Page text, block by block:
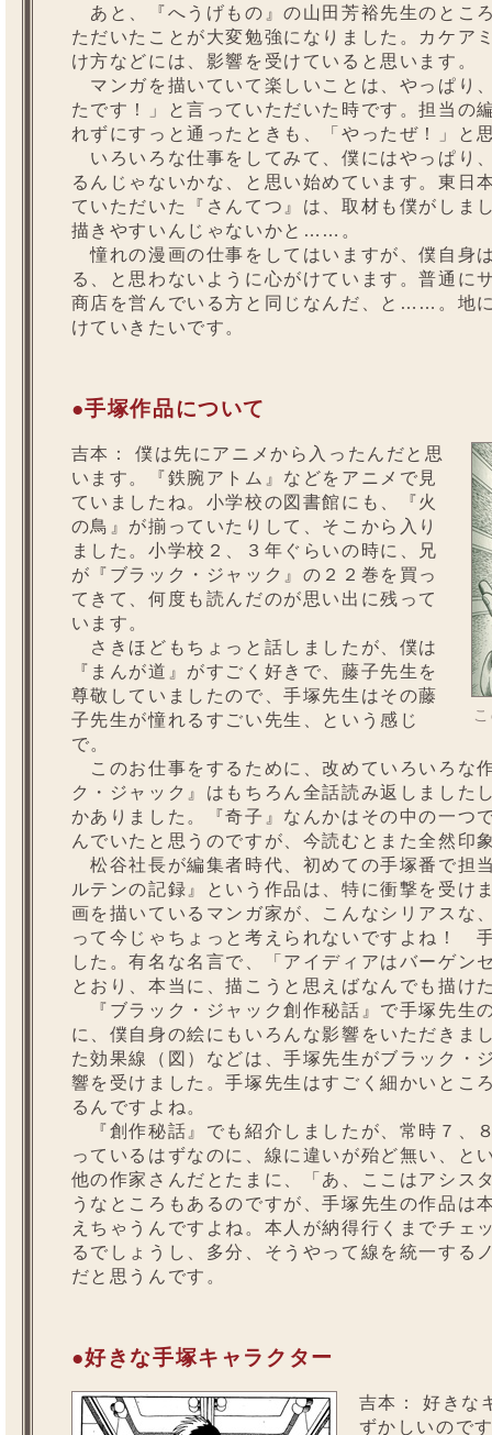
あと、『へうげもの』の山田芳裕先生のとこ
ただいたことが大変勉強になりました。カケア
け方などには、影響を受けていると思います。
マンガを描いていて楽しいことは、やっぱり
たです！」と言っていただいた時です。担当の
れずにすっと通ったときも、「やったぜ！」と
いろいろな仕事をしてみて、僕にはやっぱり
るんじゃないかな、と思い始めています。東日
ていただいた『さんてつ』は、取材も僕がしま
描きやすいんじゃないかと……。
憧れの漫画の仕事をしてはいますが、僕自身
る、と思わないように心がけています。普通に
商店を営んでいる方と同じなんだ、と……。地
けていきたいです。
●手塚作品について
吉本：
僕は先にアニメから入ったんだと思
います。『鉄腕アトム』などをアニメで見
ていましたね。小学校の図書館にも、『火
の鳥』が揃っていたりして、そこから入り
ました。小学校２、３年ぐらいの時に、兄
が『ブラック・ジャック』の２２巻を買っ
てきて、何度も読んだのが思い出に残って
います。
さきほどもちょっと話しましたが、僕は
『まんが道』がすごく好きで、藤子先生を
尊敬していましたので、手塚先生はその藤
子先生が憧れるすごい先生、という感じ
で。
このお仕事をするために、改めていろいろな
ク・ジャック』はもちろん全話読み返しました
かありました。『奇子』なんかはその中の一つ
んでいたと思うのですが、今読むとまた全然印
松谷社長が編集者時代、初めての手塚番で担
ルテンの記録』という作品は、特に衝撃を受け
画を描いているマンガ家が、こんなシリアスな
って今じゃちょっと考えられないですよね！
した。有名な名言で、「アイディアはバーゲン
とおり、本当に、描こうと思えばなんでも描
『ブラック・ジャック創作秘話』で手塚先生
に、僕自身の絵にもいろんな影響をいただきま
た効果線（図）などは、手塚先生がブラック・
響を受けました。手塚先生はすごく細かいとこ
るんですよね。
『創作秘話』でも紹介しましたが、常時７、
っているはずなのに、線に違いが殆ど無い、と
他の作家さんだとたまに、「あ、ここはアシス
うなところもあるのですが、手塚先生の作品は
えちゃうんですよね。本人が納得行くまでチェ
るでしょうし、多分、そうやって線を統一する
だと思うんです。
●好きな手塚キャラクター
吉本：
好きな
ずかしいので